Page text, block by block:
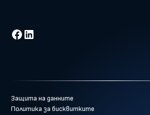
Защита на данните
Политика за бисквитките